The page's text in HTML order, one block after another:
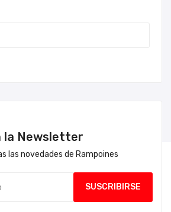
la Newsletter
las novedades de Rampoines